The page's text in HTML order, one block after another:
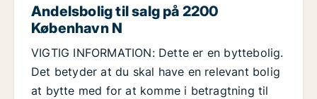
Andelsbolig til salg på 2200
København N
VIGTIG INFORMATION: Dette er en byttebolig.
Det betyder at du skal have en relevant bolig
at bytte med for at komme i betragtning til